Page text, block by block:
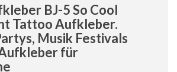
BJ-5 So Cool
Tattoo Aufkleber.
Musik Festivals
für